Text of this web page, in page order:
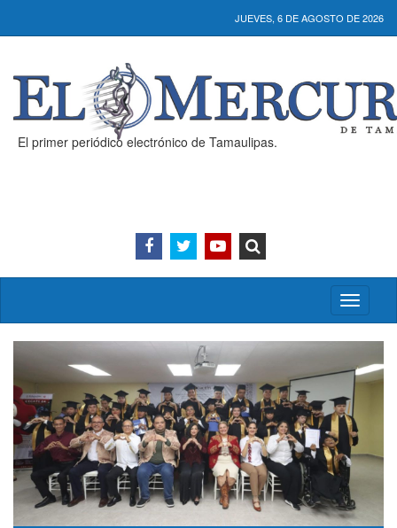
JUEVES, 6 DE AGOSTO DE 2026
El primer periódico electrónico de Tamaulipas.
Activar/
menú